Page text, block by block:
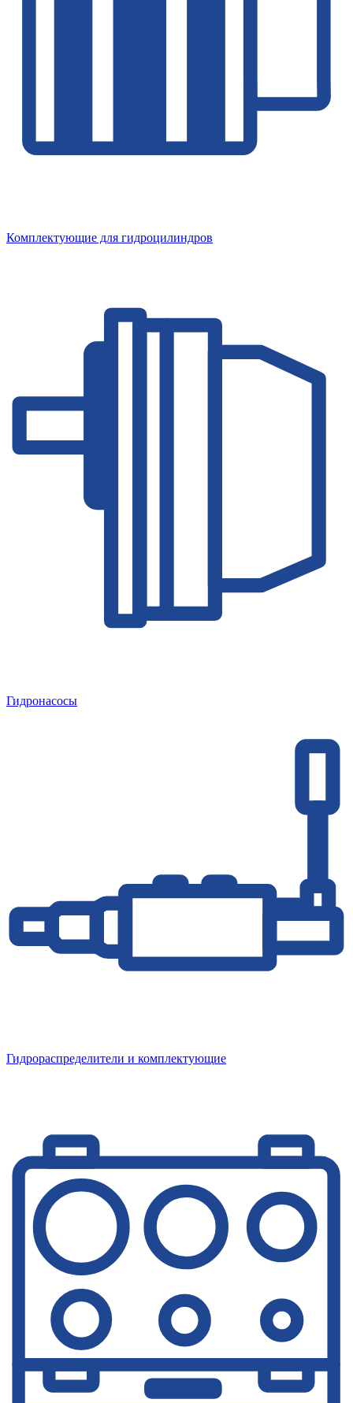
Комплектующие для гидроцилиндров
Гидронасосы
Гидрораспределители и комплектующие